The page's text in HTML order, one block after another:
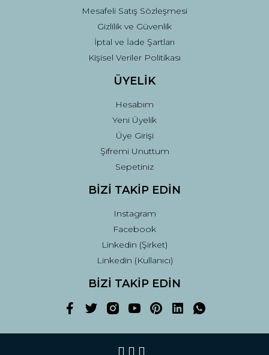
Mesafeli Satış Sözleşmesi
Gizlilik ve Güvenlik
İptal ve İade Şartları
Kişisel Veriler Politikası
ÜYELİK
Hesabım
Yeni Üyelik
Üye Girişi
Şifremi Unuttum
Sepetiniz
BİZİ TAKİP EDİN
Instagram
Facebook
Linkedin (Şirket)
Linkedin (Kullanıcı)
BİZİ TAKİP EDİN